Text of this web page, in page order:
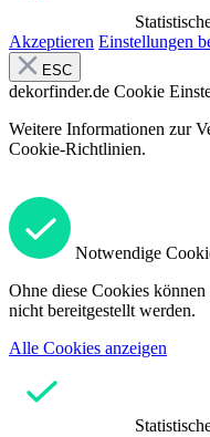
Akzeptieren Einstellungen
ESC
dekorfinder.de Cookie
Weitere Informationen zur
Cookie-Richtlinien.
Notwendige
Ohne diese Cookies
nicht bereitgestellt werden.
Alle Cookies anzeigen